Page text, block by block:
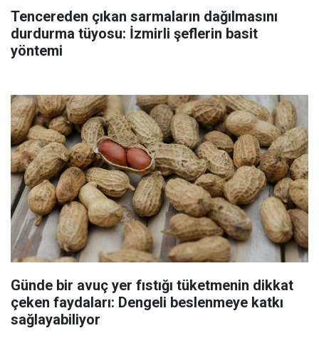
Tencereden çıkan sarmaların dağılmasını
durdurma tüyosu: İzmirli şeflerin basit
yöntemi
Günde bir avuç yer fıstığı tüketmenin dikkat
çeken faydaları: Dengeli beslenmeye katkı
sağlayabiliyor